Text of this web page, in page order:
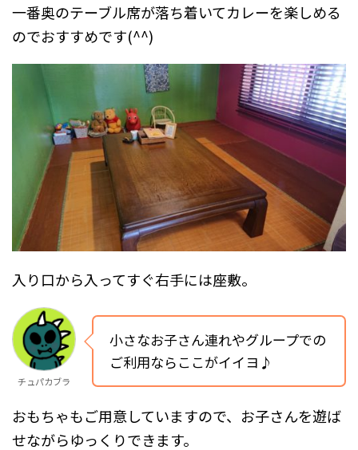
一番奥のテーブル席が落ち着いてカレーを楽しめる
のでおすすめです(^^)
入り口から入ってすぐ右手には座敷。
チュパカブラ
小さなお子さん連れやグループでの
ご利用ならここがイイヨ♪
おもちゃもご用意していますので、お子さんを遊ば
せながらゆっくりできます。